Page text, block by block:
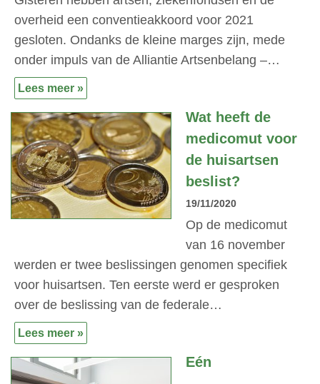
overheid een conventieakkoord voor 2021
gesloten. Ondanks de kleine marges zijn, mede
onder impuls van de Alliantie Artsenbelang –…
Lees meer »
Wat heeft de
medicomut voor
de huisartsen
beslist?
19/11/2020
Op de medicomut
van 16 november
werden er twee beslissingen genomen specifiek
voor huisartsen. Ten eerste werd er gesproken
over de beslissing van de federale…
Lees meer »
Eén